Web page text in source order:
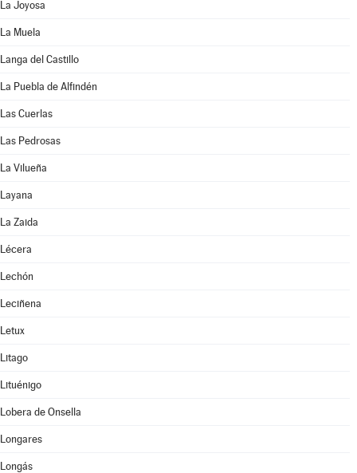
La Joyosa
La Muela
Langa del Castillo
La Puebla de Alfindén
Las Cuerlas
Las Pedrosas
La Vilueña
Layana
La Zaida
Lécera
Lechón
Leciñena
Letux
Litago
Lituénigo
Lobera de Onsella
Longares
Longás